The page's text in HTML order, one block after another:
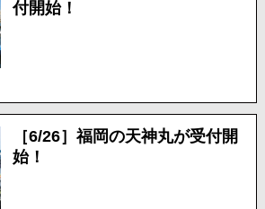
付開始！
［6/26］福岡の天神丸が受付開
始！